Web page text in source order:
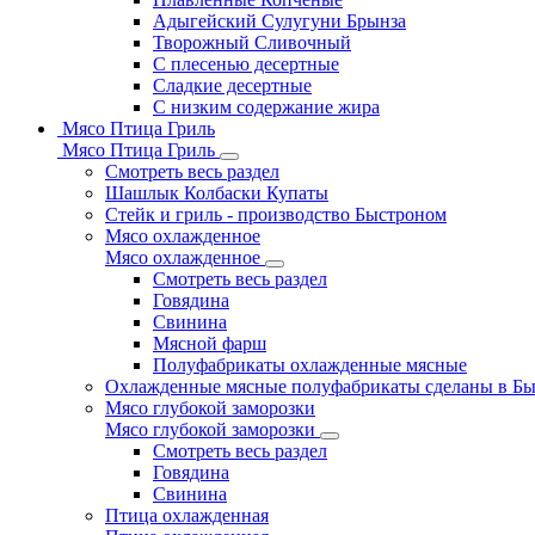
Адыгейский Сулугуни Брынза
Творожный Сливочный
С плесенью десертные
Сладкие десертные
С низким содержание жира
Мясо Птица Гриль
Мясо Птица Гриль
Смотреть весь раздел
Шашлык Колбаски Купаты
Стейк и гриль - производство Быстроном
Мясо охлажденное
Мясо охлажденное
Смотреть весь раздел
Говядина
Свинина
Мясной фарш
Полуфабрикаты охлажденные мясные
Охлажденные мясные полуфабрикаты сделаны в
Мясо глубокой заморозки
Мясо глубокой заморозки
Смотреть весь раздел
Говядина
Свинина
Птица охлажденная